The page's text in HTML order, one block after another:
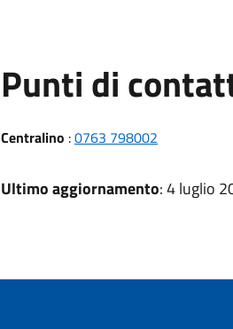
Punti di
Centralino :0763 798002
Ultimo aggiornamento: 4 luglio